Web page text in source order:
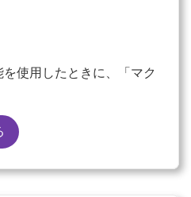
使用したときに、「マク